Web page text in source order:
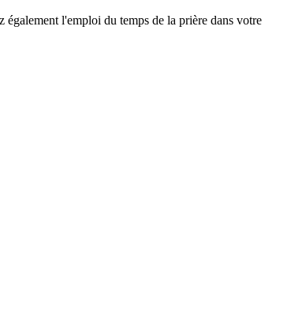
l'emploi du temps de la prière dans votre